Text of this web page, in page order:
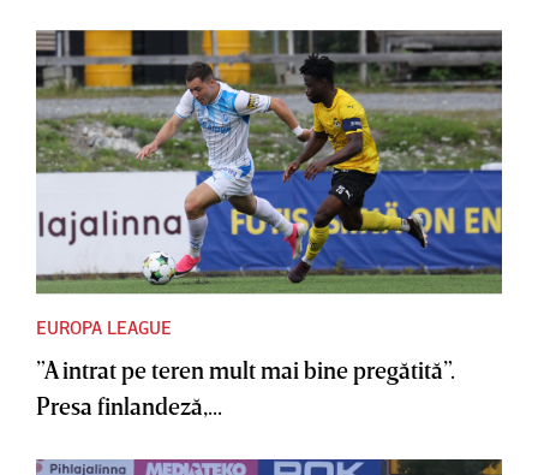
EUROPA LEAGUE
”A intrat pe teren mult mai bine pregătită”.
Presa finlandeză,...